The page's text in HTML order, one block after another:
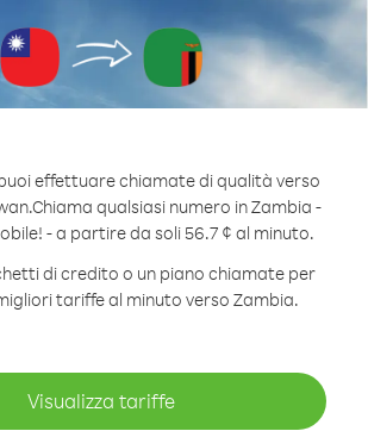
effettuare chiamate di qualità verso
Chiama qualsiasi numero in Zambia -
- a partire da soli 56.7 ¢ al minuto.
di credito o un piano chiamate per
tariffe al minuto verso Zambia.
Visualizza tariffe